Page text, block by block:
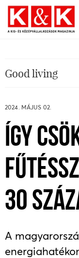
Good living
2024. MÁJUS 02.
ÍGY
30
A